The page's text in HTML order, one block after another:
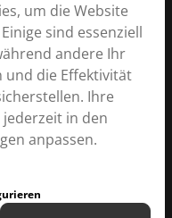
um die Website
sind essenziell
andere Ihr
und die Effektivität
Ihre
in den
anpassen.
zzgl.Versandkosten
ZahlungÜber uns